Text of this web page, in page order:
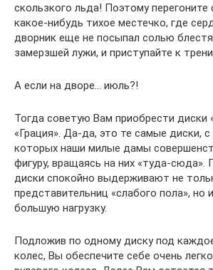
скользкого льда! Поэтому
какое-нибудь тихое местечко, где
дворник еще не посыпал солью
замерзшей лужи, и приступайте к
А если на дворе… июль?!
Тогда советую Вам приобрести диски
«Грация». Да-да, это те самые диски,
которых наши милые дамы
фигуру, вращаясь на них «туда-сюда».
диски спокойно выдерживают не
представительниц «слабого пола», но
большую нагрузку.
Подложив по одному диску под
колес, Вы обеспечите себе очень